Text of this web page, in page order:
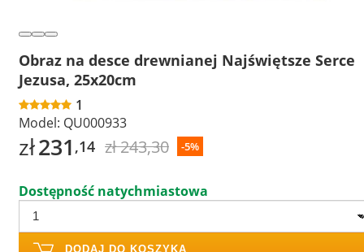
Obraz na desce drewnianej Najświętsze Serce
Jezusa, 25x20cm
1
Model: QU000933
zł231 ,14 zł 243,30 -5%
Dostępność natychmiastowa
DODAJ DO KOSZYKA